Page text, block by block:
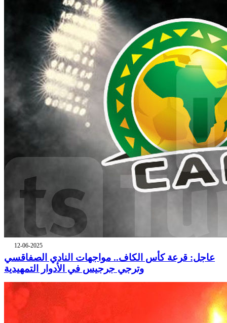
12-06-2025
عاجل: قرعة كأس الكاف.. مواجهات النادي الصفاقسي
وترجي جرجيس في الأدوار التمهيدية